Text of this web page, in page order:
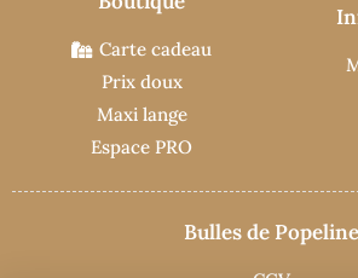
Carte cadeau
Prix doux
Maxi lange
Espace PRO
Bulles de Popeline